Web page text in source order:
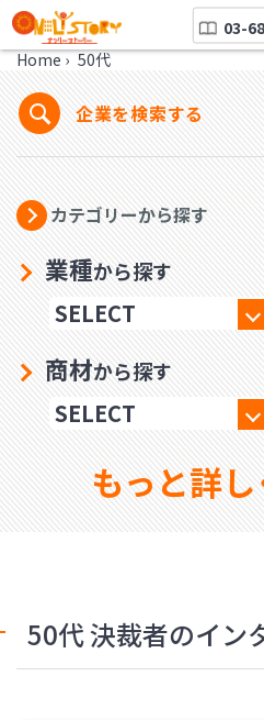
03-
Home › 50代
企業を検索する
カテゴリーから探す
業種から探す
商材から探す
もっと詳
50代 決裁者のイン